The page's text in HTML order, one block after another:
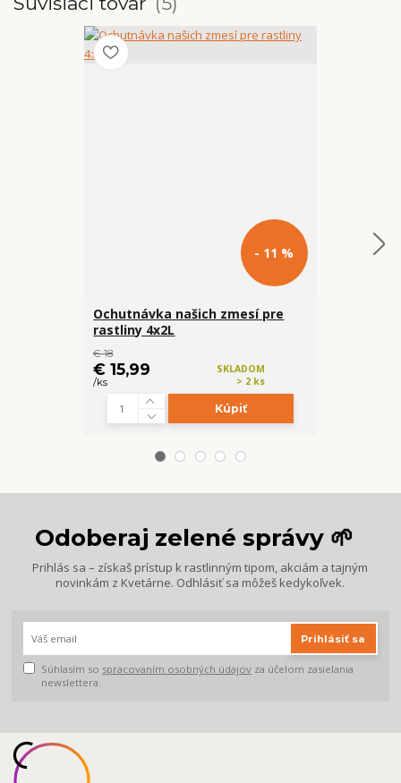
- 11 %
Ochutnávka našich zmesí pre
rastliny 4x2L
€ 18
€ 15,99
/ks
SKLADOM
> 2 ks
Kúpiť
Odoberaj zelené správy 🌱
Prihlás sa – získaš prístup k rastlinným tipom, akciám a tajným
novinkám z Kvetárne. Odhlásiť sa môžeš kedykoľvek.
Prihlásiť sa
Súhlasím so spracovaním osobných údajov za účelom zasielania
newslettera.